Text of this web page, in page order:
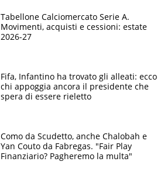
Tabellone Calciomercato Serie A.
Movimenti, acquisti e cessioni: estate
2026-27
Fifa, Infantino ha trovato gli alleati: ecco
chi appoggia ancora il presidente che
spera di essere rieletto
Como da Scudetto, anche Chalobah e
Yan Couto da Fabregas. "Fair Play
Finanziario? Pagheremo la multa"